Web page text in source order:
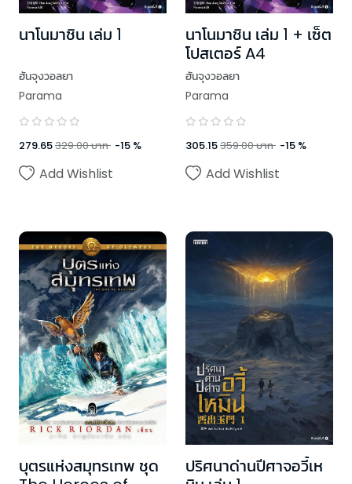
นาโนมาชิน เล่ม 1
ฮันจุงวอลยา
Parama
279.65329.00บาท -15 %
Add Wishlist
นาโนมาชิน เล่ม 1 + เซ็ต
โปสเตอร์ A4
ฮันจุงวอลยา
Parama
305.15359.00บาท -15 %
Add Wishlist
บุตรแห่งสมุทรเทพ ชุด
ปริศนาด่านปีศาจอวี้เห